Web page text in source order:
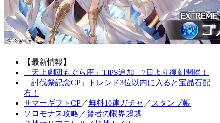
【最新情報】
「天上劇団もぐら座」TIPS追加！7日より復刻開催！
「討伐祭記念CP」トレンド3位以内に入ると宝晶石配
布！
サマーギフトCP／無料10連ガチャ ／ スタンプ帳
ソロモナス攻略 ／賢者の限界超越